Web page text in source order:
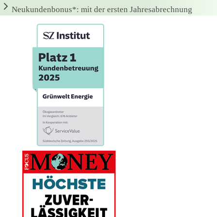
Neukundenbonus*: mit der ersten Jahresabrechnung